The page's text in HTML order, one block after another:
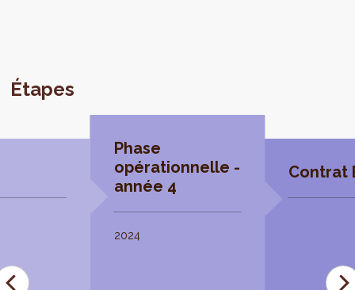
Étapes
Phase
opérationnelle -
année 4
2024
Contrat